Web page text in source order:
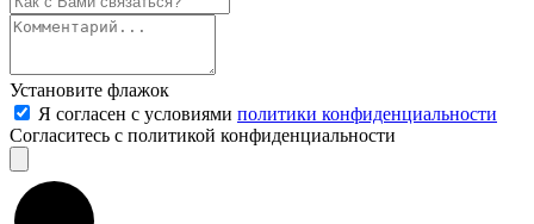
Установите флажок
Я согласен с условиями политики конфиденциальности
Согласитесь с политикой конфиденциальности